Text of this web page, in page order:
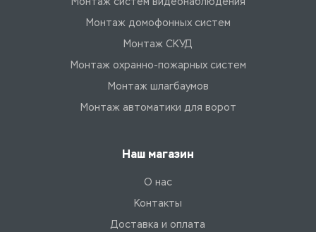
Монтаж домофонных систем
Монтаж СКУД
Монтаж охранно-пожарных систем
Монтаж шлагбаумов
Монтаж автоматики для ворот
Наш магазин
О нас
Контакты
Доставка и оплата